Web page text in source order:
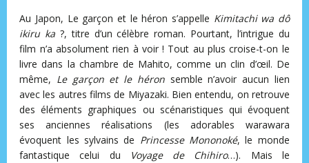
Au Japon, Le garçon et le héron s’appelle Kimitachi wa dô
ikiru ka ?, titre d’un célèbre roman. Pourtant, l’intrigue du
film n’a absolument rien à voir ! Tout au plus croise-t-on le
livre dans la chambre de Mahito, comme un clin d’œil. De
même, Le garçon et le héronsemble n’avoir aucun lien
avec les autres films de Miyazaki. Bien entendu, on retrouve
des éléments graphiques ou scénaristiques qui évoquent
ses anciennes réalisations (les adorables warawara
évoquent les sylvains de Princesse Mononoké, le monde
fantastique celui du
Voyage de Chihiro…). Mais le